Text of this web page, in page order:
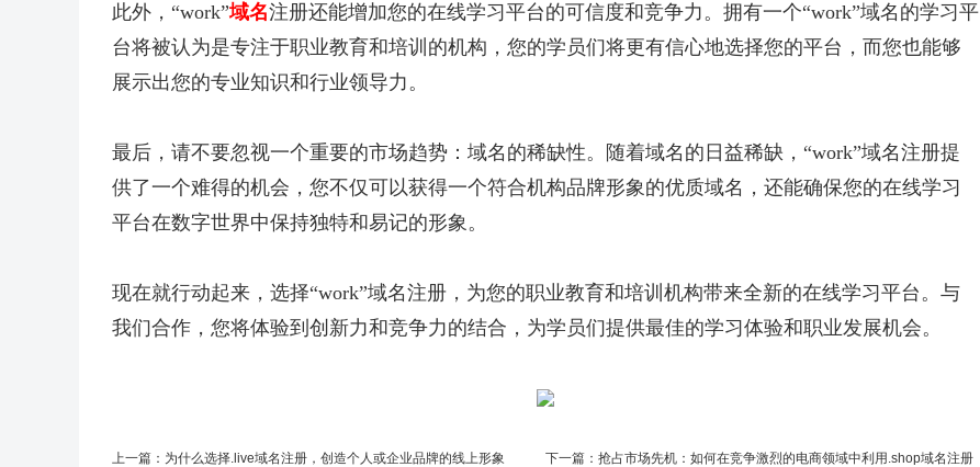
此外，“work”域名注册还能增加您的在线学习平台的可信度和竞争力。拥有一个“work”域名的学习平
台将被认为是专注于职业教育和培训的机构，您的学员们将更有信心地选择您的平台，而您也能够
展示出您的专业知识和行业领导力。
最后，请不要忽视一个重要的市场趋势：域名的稀缺性。随着域名的日益稀缺，“work”域名注册提
供了一个难得的机会，您不仅可以获得一个符合机构品牌形象的优质域名，还能确保您的在线学习
平台在数字世界中保持独特和易记的形象。
现在就行动起来，选择“work”域名注册，为您的职业教育和培训机构带来全新的在线学习平台。与
我们合作，您将体验到创新力和竞争力的结合，为学员们提供最佳的学习体验和职业发展机会。
上一篇： 为什么选择.live域名注册，创造个人或企业品牌的线上形象 下一篇： 抢占市场先机：如何在竞争激烈的电商领域中利用.shop域名注册